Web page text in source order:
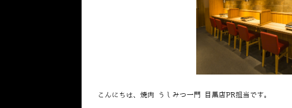
こんにちは、焼肉 うしみつ一門 目黒店PR担当です。